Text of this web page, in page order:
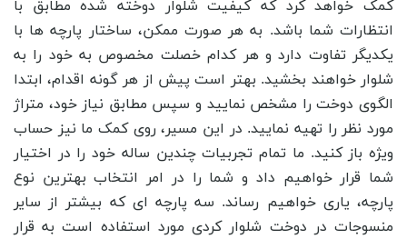
کمک خواهد کرد که کیفیت شلوار دوخته شده مطابق با
انتظارات شما باشد. به هر صورت ممکن، ساختار پارچه ها با
یکدیگر تفاوت دارد و هر کدام خصلت مخصوص به خود را به
شلوار خواهند بخشید. بهتر است پیش از هر گونه اقدام، ابتدا
الگوی دوخت را مشخص نمایید و سپس مطابق نیاز خود، متراژ
مورد نظر را تهیه نمایید. در این مسیر، روی کمک ما نیز حساب
ویژه باز کنید. ما تمام تجربیات چندین ساله خود را در اختیار
شما قرار خواهیم داد و شما را در امر انتخاب بهترین نوع
پارچه، یاری خواهیم رساند. سه پارچه ای که بیشتر از سایر
منسوجات در دوخت شلوار کردی مورد استفاده است به قرار